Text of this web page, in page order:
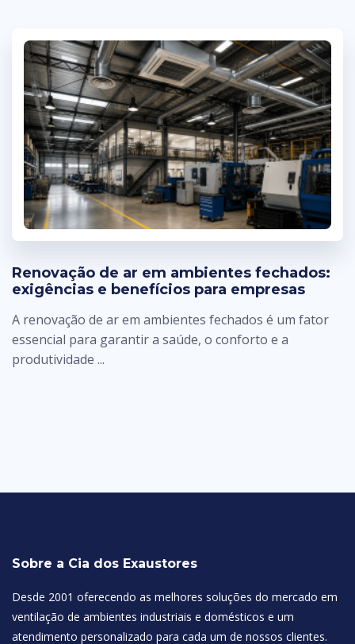
Renovação de ar em ambientes fechados:
exigências e benefícios para empresas
A renovação de ar em ambientes fechados é um fator
essencial para garantir a saúde, o conforto e a
produtividade ...
Sobre a Cia dos Exaustores
Desde 2001 oferecendo as melhores soluções do mercado em
ventilação de ambientes industriais e domésticos e um
atendimento personalizado para cada um de nossos clientes.